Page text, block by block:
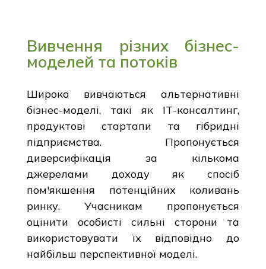
Вивчення різних бізнес-
моделей та потоків
Широко вивчаються альтернативні
бізнес-моделі, такі як ІТ-консалтинг,
продуктові стартапи та гібридні
підприємства. Пропонується
диверсифікація за кількома
джерелами доходу як спосіб
пом'якшення потенційних коливань
ринку. Учасникам пропонується
оцінити особисті сильні сторони та
використовувати їх відповідно до
найбільш перспективної моделі.